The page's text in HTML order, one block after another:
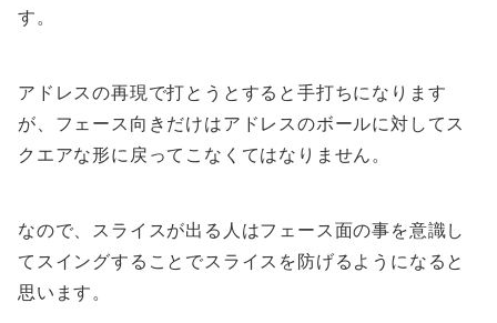
す。
アドレスの再現で打とうとすると手打ちになります
が、フェース向きだけはアドレスのボールに対してス
クエアな形に戻ってこなくてはなりません。
なので、スライスが出る人はフェース面の事を意識し
てスイングすることでスライスを防げるようになると
思います。